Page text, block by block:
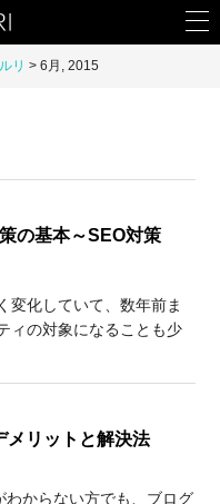
リ 6月, 2015
の基本～SEO対策
変化していて、数年前ま
ィの対象になることも少
リットと解決法
からない方でも、ブログ